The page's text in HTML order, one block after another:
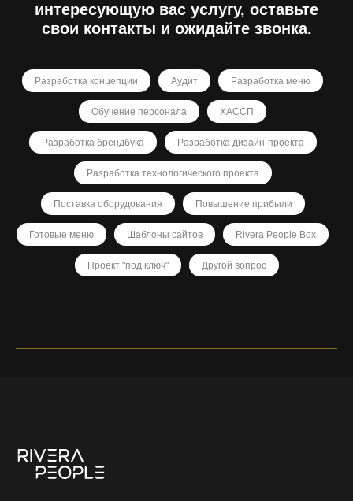
интересующую вас услугу, оставьте
свои контакты и ожидайте звонка.
Разработка концепции Аудит Разработка меню
Обучение персонала ХАССП
Разработка брендбука Разработка дизайн-проекта
Разработка технологического проекта
Поставка оборудования Повышение прибыли
Готовые меню Шаблоны сайтов Rivera People Box
Проект "под ключ" Другой вопрос